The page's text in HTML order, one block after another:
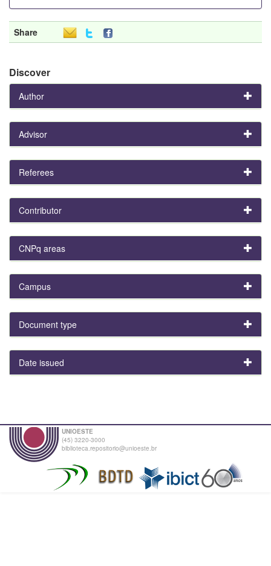
Share
Discover
Author
Advisor
Referees
Contributor
CNPq areas
Campus
Document type
Date issued
UNIOESTE
(45) 3220-3000
biblioteca.repositorio@unioeste.br